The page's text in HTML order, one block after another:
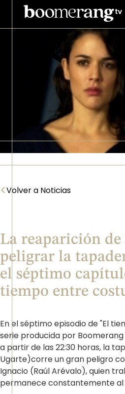
Pasar al contenido principal
<Volver a Noticias
La reaparición
peligrar la
el séptimo
tiempo entre
En el séptimo episodio de "El
serie producida por
a partir de las 22:30 horas, la
Ugarte)corre un gran peligro
Ignacio (Raúl Arévalo), quien
permanece constantemente al